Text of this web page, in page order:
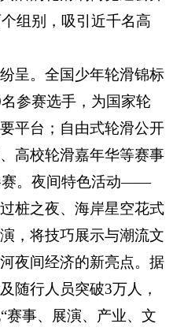
组别，吸引近千名高
呈。全国少年轮滑锦标
参赛选手，为国家轮
平台；自由式轮滑公开
高校轮滑嘉年华等赛事
赛。夜间特色活动——
桩之夜、海岸星空花式
，将技巧展示与潮流文
夜间经济的新亮点。据
随行人员突破3万人，
赛事、展演、产业、文